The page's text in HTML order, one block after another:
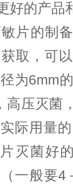
好的产品
片的制
取，可
为6mm
高压灭菌
际用量
灭菌好
一般要4